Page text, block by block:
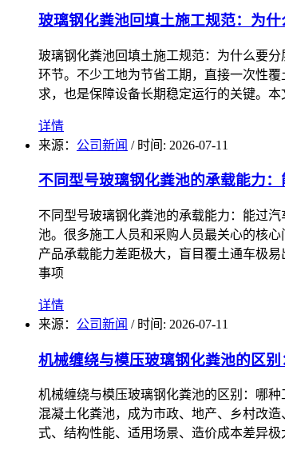
玻璃钢化粪池回填土施工规范：为
玻璃钢化粪池回填土施工规范：为什么要
环节。不少工地为节省工期，直接一次性
求，也是保障设备长期稳定运行的关键。
详情
来源： 公司新闻 / 时间: 2026-07-11
不同型号玻璃钢化粪池的承载能力：
不同型号玻璃钢化粪池的承载能力：能过
池。很多施工人员和采购人员最关心的核
产品承载能力差距极大，盲目覆土通车极
事项
详情
来源： 公司新闻 / 时间: 2026-07-11
机械缠绕与模压玻璃钢化粪池的区
机械缠绕与模压玻璃钢化粪池的区别：哪
混凝土化粪池，成为市政、地产、乡村改
式、结构性能、适用场景、造价成本差异